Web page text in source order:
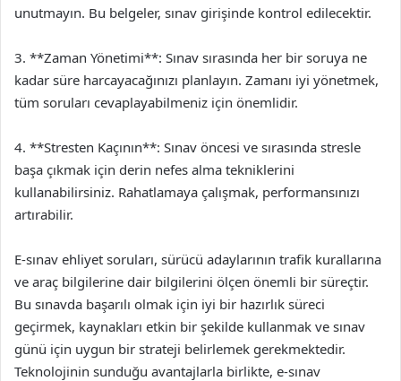
unutmayın. Bu belgeler, sınav girişinde kontrol edilecektir.
3. **Zaman Yönetimi**: Sınav sırasında her bir soruya ne
kadar süre harcayacağınızı planlayın. Zamanı iyi yönetmek,
tüm soruları cevaplayabilmeniz için önemlidir.
4. **Stresten Kaçının**: Sınav öncesi ve sırasında stresle
başa çıkmak için derin nefes alma tekniklerini
kullanabilirsiniz. Rahatlamaya çalışmak, performansınızı
artırabilir.
E-sınav ehliyet soruları, sürücü adaylarının trafik kurallarına
ve araç bilgilerine dair bilgilerini ölçen önemli bir süreçtir.
Bu sınavda başarılı olmak için iyi bir hazırlık süreci
geçirmek, kaynakları etkin bir şekilde kullanmak ve sınav
günü için uygun bir strateji belirlemek gerekmektedir.
Teknolojinin sunduğu avantajlarla birlikte, e-sınav